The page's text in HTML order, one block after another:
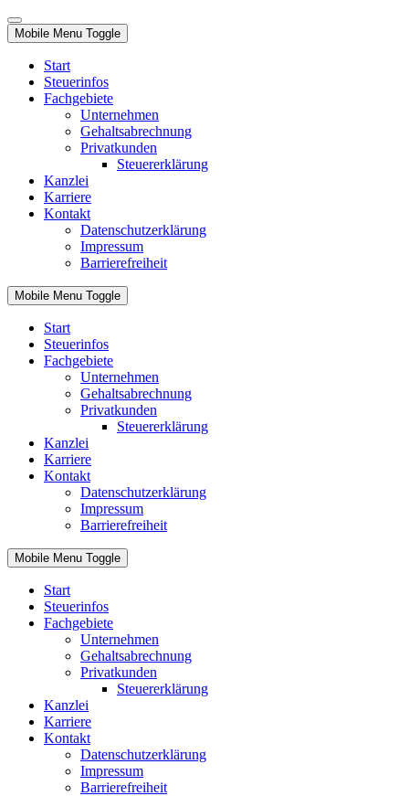
Mobile Menu Toggle
Start
Steuerinfos
Fachgebiete
Unternehmen
Gehaltsabrechnung
Privatkunden
Steuererklärung
Kanzlei
Karriere
Kontakt
Datenschutzerklärung
Impressum
Barrierefreiheit
Mobile Menu Toggle
Start
Steuerinfos
Fachgebiete
Unternehmen
Gehaltsabrechnung
Privatkunden
Steuererklärung
Kanzlei
Karriere
Kontakt
Datenschutzerklärung
Impressum
Barrierefreiheit
Mobile Menu Toggle
Start
Steuerinfos
Fachgebiete
Unternehmen
Gehaltsabrechnung
Privatkunden
Steuererklärung
Kanzlei
Karriere
Kontakt
Datenschutzerklärung
Impressum
Barrierefreiheit